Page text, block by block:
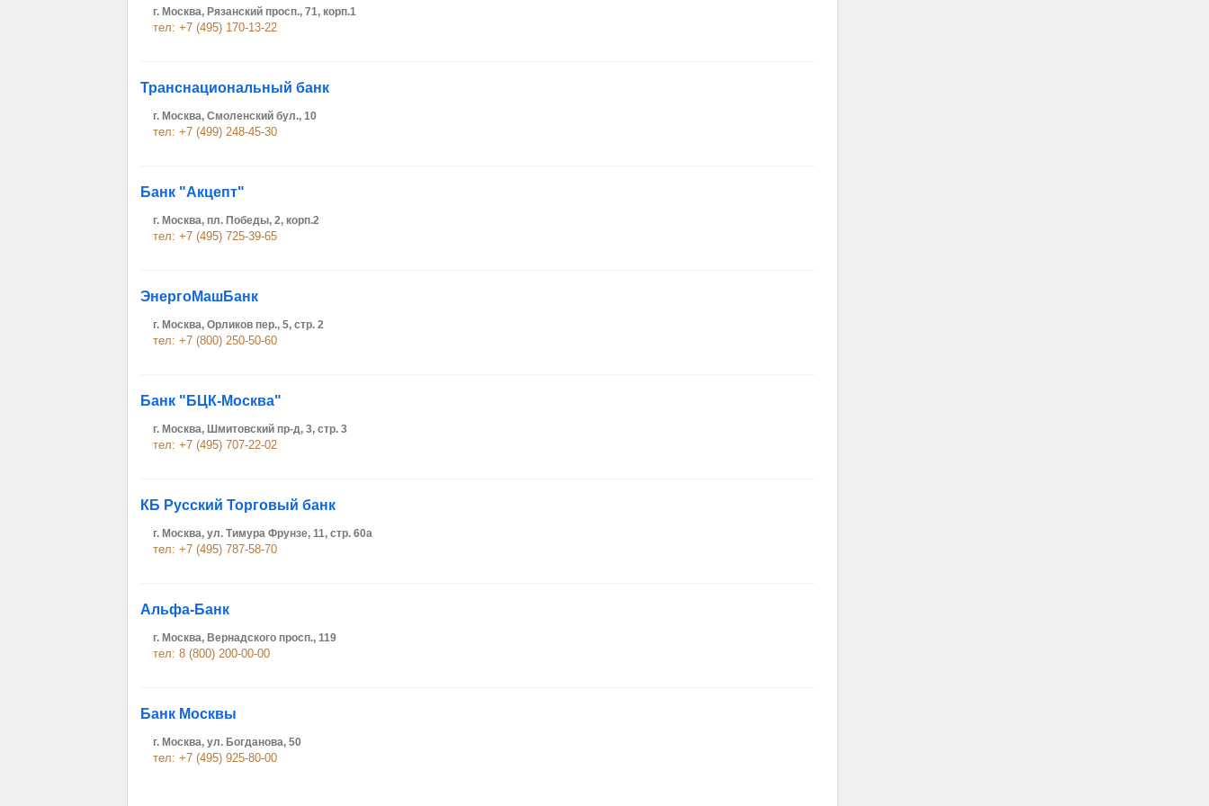
г. Москва, Рязанский просп., 71, корп.1
тел: +7 (495) 170-13-22
Транснациональный банк
г. Москва, Смоленский бул., 10
тел: +7 (499) 248-45-30
Банк "Акцепт"
г. Москва, пл. Победы, 2, корп.2
тел: +7 (495) 725-39-65
ЭнергоМашБанк
г. Москва, Орликов пер., 5, стр. 2
тел: +7 (800) 250-50-60
Банк "БЦК-Москва"
г. Москва, Шмитовский пр-д, 3, стр. 3
тел: +7 (495) 707-22-02
КБ Русский Торговый банк
г. Москва, ул. Тимура Фрунзе, 11, стр. 60а
тел: +7 (495) 787-58-70
Альфа-Банк
г. Москва, Вернадского просп., 119
тел: 8 (800) 200-00-00
Банк Москвы
г. Москва, ул. Богданова, 50
тел: +7 (495) 925-80-00